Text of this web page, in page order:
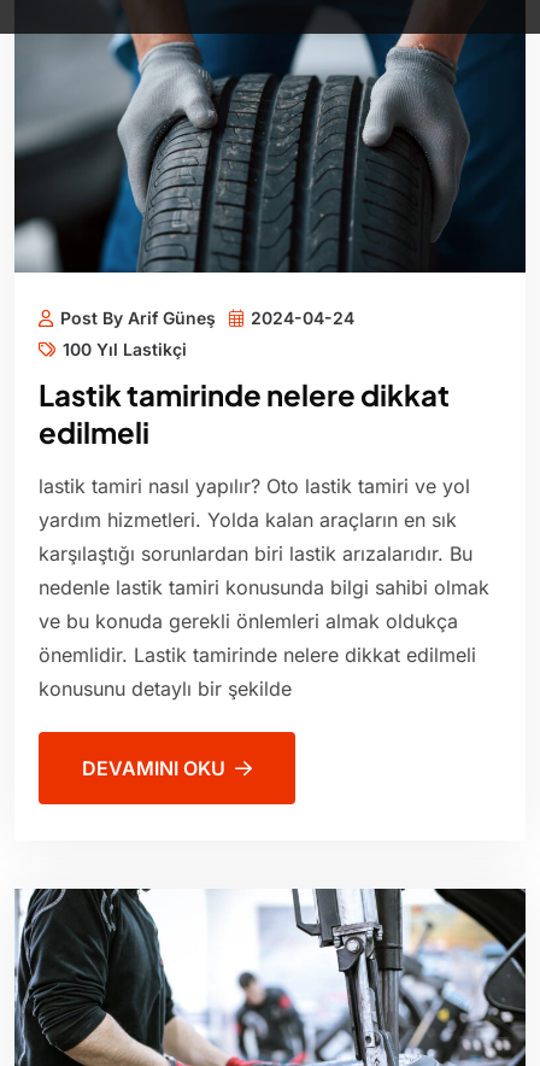
Post By Arif Güneş
2024-04-24
100 Yıl Lastikçi
Lastik tamirinde nelere dikkat
edilmeli
lastik tamiri nasıl yapılır? Oto lastik tamiri ve yol
yardım hizmetleri. Yolda kalan araçların en sık
karşılaştığı sorunlardan biri lastik arızalarıdır. Bu
nedenle lastik tamiri konusunda bilgi sahibi olmak
ve bu konuda gerekli önlemleri almak oldukça
önemlidir. Lastik tamirinde nelere dikkat edilmeli
konusunu detaylı bir şekilde
DEVAMINI OKU